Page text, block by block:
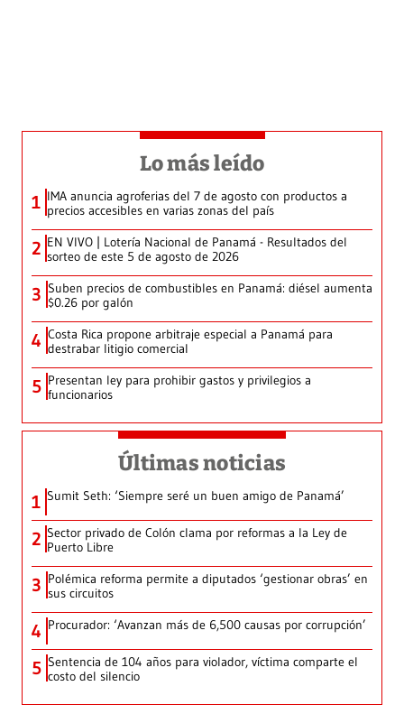
Lo más leído
1 IMA anuncia agroferias del 7 de agosto con productos a
precios accesibles en varias zonas del país
2 EN VIVO | Lotería Nacional de Panamá - Resultados del
sorteo de este 5 de agosto de 2026
3 Suben precios de combustibles en Panamá: diésel aumenta
$0.26 por galón
4 Costa Rica propone arbitraje especial a Panamá para
destrabar litigio comercial
5 Presentan ley para prohibir gastos y privilegios a
funcionarios
Últimas noticias
1 Sumit Seth: ‘Siempre seré un buen amigo de Panamá’
2 Sector privado de Colón clama por reformas a la Ley de
Puerto Libre
3 Polémica reforma permite a diputados ‘gestionar obras’ en
sus circuitos
4 Procurador: ‘Avanzan más de 6,500 causas por corrupción’
5 Sentencia de 104 años para violador, víctima comparte el
costo del silencio